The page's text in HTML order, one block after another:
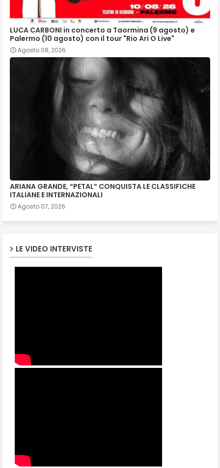
LUCA CARBONI in concerto a Taormina (9 agosto) e
Palermo (10 agosto) con il tour "Rio Ari O Live"
Agosto 08, 2026
ARIANA GRANDE, “PETAL” CONQUISTA LE CLASSIFICHE
ITALIANE E INTERNAZIONALI
Agosto 07, 2026
LE VIDEO INTERVISTE